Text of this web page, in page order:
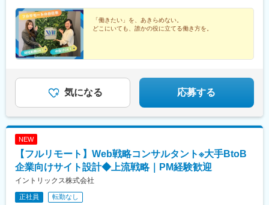
和歌山市三重／三重県多気郡彦根／滋賀県彦根市鳥取／鳥取県鳥
取市松江／島根県松江市岡山／岡山県岡山市北区広島／広島県広
島市中区下関／山口県下関市松山／愛媛県松山市徳島／徳島県徳
島市高松／香川県高松市福岡／福岡県福岡市中央区大分／大分県
大分市佐賀／佐賀県佐賀市長崎／長崎県長崎市熊本／熊本県熊本
天神駅、大分駅、佐賀駅、長崎駅前駅、通町筋駅、宮崎駅、鹿児
島中央駅前駅、てだこ浦西駅、高槻市駅、札幌駅、あおば通駅、
片原町駅(富山県)、宇都宮駅東口駅、淡路町駅、日吉町駅、名古屋
駅、三宮・花時計前駅、七条駅、近鉄奈良駅、郵便局前駅、県庁
前駅(広島県)、西鉄福岡駅、五島町駅、水道町駅、鹿児島中央駅、
名鉄名古屋駅、貿易センター駅、西川緑道公園駅、紙屋町西駅、
市役所前駅(愛媛県)、天神南駅、長崎駅(長崎県)、熊本城・市役所
前駅、都通駅
♪【アルバイト・パート】時給1300円～1800円
「働きたい」を、あきらめない。
どこにいても、誰かの役に立てる働き方を。
気になる 応募する
NEW
【フルリモート】Web戦略コンサルタント※大手BtoB
企業向けサイト設計◆上流戦略｜PM経験歓迎
イントリックス株式会社
正社員 転勤なし